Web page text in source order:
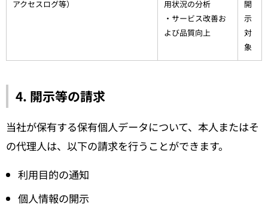
アクセスログ等）
用状況の分析
・サービス改善お
よび品質向上
開
示
対
象
4. 開示等の請求
当社が保有する保有個人データについて、本人またはそ
の代理人は、以下の請求を行うことができます。
利用目的の通知
個人情報の開示